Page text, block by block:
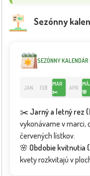
Sezónny
SEZÓNNY
JAN FEB
MAR
✂️
APR
🌸
✂️ Jarný a letný rez
vykonávame v marci,
červených lístkov.
🌸 Obdobie kvitnutia
kvety rozkvitajú v